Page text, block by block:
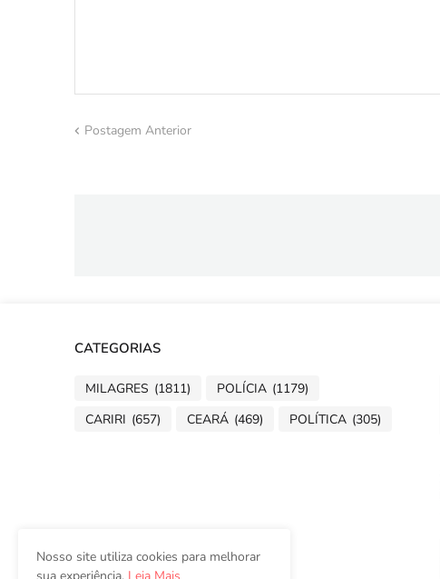
Postagem Anterior
CATEGORIAS
MILAGRES (1811) POLÍCIA (1179)
CARIRI (657) CEARÁ (469) POLÍTICA (305)
Nosso site utiliza cookies para melhorar